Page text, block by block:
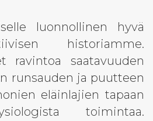
luonnollinen hyvä
historiamme.
ravintoa saatavuuden
runsauden ja puutteen
eläinlajien tapaan
toimintaa.